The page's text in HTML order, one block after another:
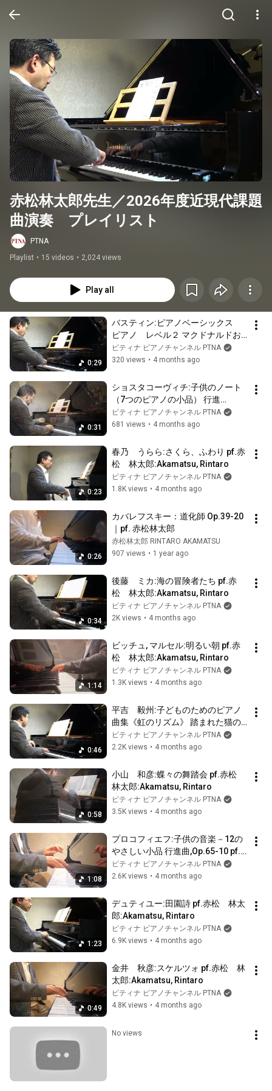
赤松林太郎先生／2026年度近現代課題
曲演奏　プレイリスト
PTNA
Playlist • 15 videos • 2,024 views
Play all
0:29
バスティン:ピアノベーシックス
ピアノ　レベル２ マクドナルドお
じさんのロック pf.赤松　林太
郎:Akamatsu, Rintaro
ピティナ ピアノチャンネル PTNA
320 views • 4 months ago
0:31
ショスタコーヴィチ:子供のノート
（7つのピアノの小品） 行進
曲,Op.69-1 pf.赤松　林太
郎:Akamatsu, Rintaro
ピティナ ピアノチャンネル PTNA
681 views • 4 months ago
0:23
春乃　うらら:さくら、ふわり pf.赤
松　林太郎:Akamatsu, Rintaro
ピティナ ピアノチャンネル PTNA
1.8K views • 4 months ago
0:26
カバレフスキー：道化師 Op.39-20
｜pf. 赤松林太郎
赤松林太郎 RINTARO AKAMATSU
907 views • 1 year ago
0:34
後藤　ミカ:海の冒険者たち pf.赤
松　林太郎:Akamatsu, Rintaro
ピティナ ピアノチャンネル PTNA
2K views • 4 months ago
1:14
ビッチュ, マルセル:明るい朝 pf.赤
松　林太郎:Akamatsu, Rintaro
ピティナ ピアノチャンネル PTNA
1.3K views • 4 months ago
0:46
平吉　毅州:子どものためのピアノ
曲集《虹のリズム》 踏まれた猫の
逆襲 pf.赤松　林太郎:Akamatsu,
Rintaro
ピティナ ピアノチャンネル PTNA
2.2K views • 4 months ago
0:58
小山　和彦:蝶々の舞踏会 pf.赤松
林太郎:Akamatsu, Rintaro
ピティナ ピアノチャンネル PTNA
3.5K views • 4 months ago
1:08
プロコフィエフ:子供の音楽－12の
やさしい小品 行進曲,Op.65-10 pf.
赤松　林太郎:Akamatsu, Rintaro
ピティナ ピアノチャンネル PTNA
2.6K views • 4 months ago
1:23
デュティユー:田園詩 pf.赤松　林太
郎:Akamatsu, Rintaro
ピティナ ピアノチャンネル PTNA
6.9K views • 4 months ago
0:49
金井　秋彦:スケルツォ pf.赤松　林
太郎:Akamatsu, Rintaro
ピティナ ピアノチャンネル PTNA
4.8K views • 4 months ago
No views